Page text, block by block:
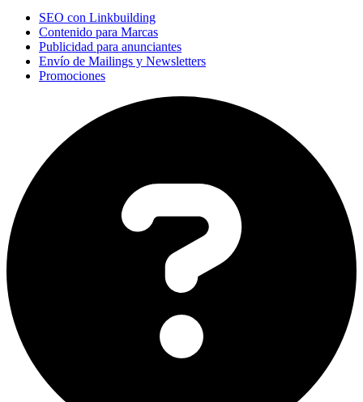
SEO con Linkbuilding
Contenido para Marcas
Publicidad para anunciantes
Envío de Mailings y Newsletters
Promociones